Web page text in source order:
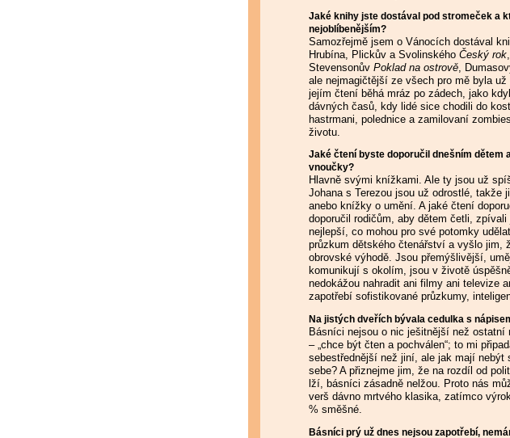
Jaké knihy jste dostával pod stromeček a
nejoblíbenějším?
Samozřejmě jsem o Vánocích dostával
Hrubína, Plickův a Svolinského Český rok
Stevensonův Poklad na ostrově ,
ale nejmagičtější ze všech pro mě byla už
jejím čtení běhá mráz po zádech, jako
dávných časů, kdy lidé sice chodili do
hastrmani, polednice a zamilovaní
životu.
Jaké čtení byste doporučil dnešním dětem
vnoučky?
Hlavně svými knížkami. Ale ty jsou už
Johana s Terezou jsou už odrostlé, takže
anebo knížky o umění. A jaké čtení
doporučil rodičům, aby dětem četli,
nejlepší, co mohou pro své potomky
průzkum dětského čtenářství a vyšlo jim,
obrovské výhodě. Jsou přemýšlivější,
komunikují s okolím, jsou v životě
nedokážou nahradit ani filmy ani televize
zapotřebí sofistikované průzkumy,
Na jistých dveřích bývala cedulka s
Básníci nejsou o nic ješitnější než
– „chce být čten a pochválen“; to mi
sebestřednější než jiní, ale jak mají
sebe? A přiznejme jim, že na rozdíl od
lží, básníci zásadně nelžou. Proto nás
verš dávno mrtvého klasika, zatímco
% směšné.
Básníci prý už dnes nejsou zapotřebí,